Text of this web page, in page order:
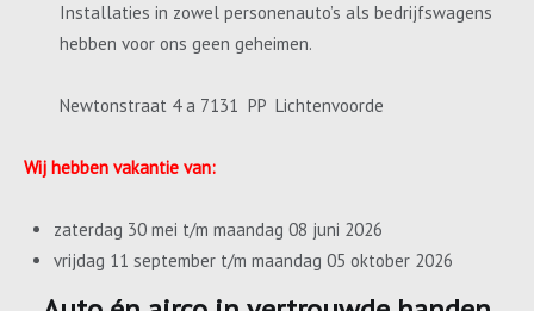
Installaties in zowel personenauto’s als bedrijfswagens
hebben voor ons geen geheimen.
Newtonstraat 4 a 7131 PP Lichtenvoorde
Wij hebben vakantie van:
zaterdag 30 mei t/m maandag 08 juni 2026
vrijdag 11 september t/m maandag 05 oktober 2026